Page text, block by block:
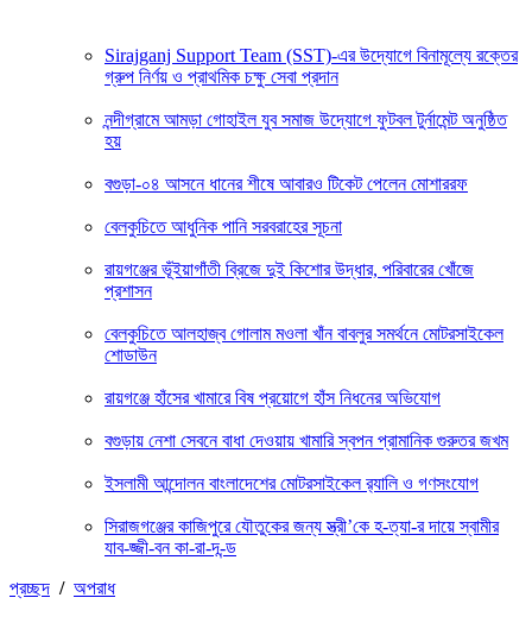
Sirajganj Support Team (SST)-এর উদ্যোগে বিনামূল্যে রক্তের
গ্রুপ নির্ণয় ও প্রাথমিক চক্ষু সেবা প্রদান
নন্দীগ্রামে আমড়া গোহাইল যুব সমাজ উদ্যোগে ফুটবল টুর্নামেন্ট অনুষ্ঠিত
হয়
বগুড়া-০৪ আসনে ধানের শীষে আবারও টিকেট পেলেন মোশাররফ
বেলকুচিতে আধুনিক পানি সরবরাহের সূচনা
রায়গঞ্জের ভূঁইয়াগাঁতী ব্রিজে দুই কিশোর উদ্ধার, পরিবারের খোঁজে
প্রশাসন
বেলকুচিতে আলহাজ্ব গোলাম মওলা খাঁন বাবলুর সমর্থনে মোটরসাইকেল
শোডাউন
রায়গঞ্জে হাঁসের খামারে বিষ প্রয়োগে হাঁস নিধনের অভিযোগ
বগুড়ায় নেশা সেবনে বাধা দেওয়ায় খামারি স্বপন প্রামানিক গুরুতর জখম
ইসলামী আন্দোলন বাংলাদেশের মোটরসাইকেল র‍্যালি ও গণসংযোগ
সিরাজগঞ্জের কাজিপুরে যৌতুকের জন্য স্ত্রী’কে হ-ত্যা-র দায়ে স্বামীর
যাব-জ্জী-বন কা-রা-দ-ন্ড
প্রচ্ছদ / অপরাধ